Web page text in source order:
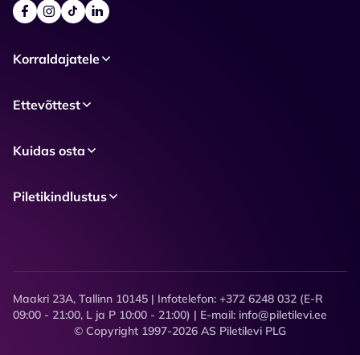
Korraldajatele
Ettevõttest
Kuidas osta
Piletikindlustus
Maakri 23A, Tallinn 10145 | Infotelefon: +372 6248 032 (E-R
09:00 - 21:00, L ja P 10:00 - 21:00) | E-mail: info@piletilevi.ee
© Copyright 1997-2026 AS Piletilevi PLG